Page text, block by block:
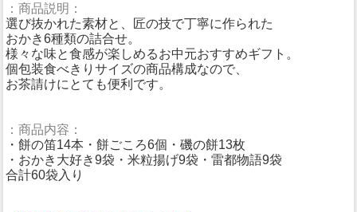
：商品説明：
選び抜かれた素材と、匠の技で丁寧に作られた
おかき6種類の詰合せ。
様々な味と食感が楽しめるお中元おすすめギフト。
個包装食べきりサイズの商品構成なので、
お茶請けにとても便利です。
：商品内容：
・餅の笛14本・餅ごころ6個・磯の餅13枚
・おかき大好き9袋・米粒揚げ9袋・雷都物語9袋
合計60袋入り